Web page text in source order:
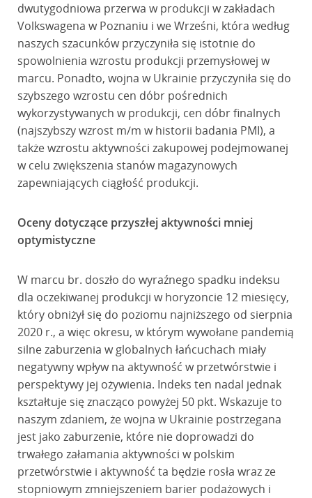
dwutygodniowa przerwa w produkcji w zakładach
Volkswagena w Poznaniu i we Wrześni, która według
naszych szacunków przyczyniła się istotnie do
spowolnienia wzrostu produkcji przemysłowej w
marcu. Ponadto, wojna w Ukrainie przyczyniła się do
szybszego wzrostu cen dóbr pośrednich
wykorzystywanych w produkcji, cen dóbr finalnych
(najszybszy wzrost m/m w historii badania PMI), a
także wzrostu aktywności zakupowej podejmowanej
w celu zwiększenia stanów magazynowych
zapewniających ciągłość produkcji.
Oceny dotyczące przyszłej aktywności mniej
optymistyczne
W marcu br. doszło do wyraźnego spadku indeksu
dla oczekiwanej produkcji w horyzoncie 12 miesięcy,
który obniżył się do poziomu najniższego od sierpnia
2020 r., a więc okresu, w którym wywołane pandemią
silne zaburzenia w globalnych łańcuchach miały
negatywny wpływ na aktywność w przetwórstwie i
perspektywy jej ożywienia. Indeks ten nadal jednak
kształtuje się znacząco powyżej 50 pkt. Wskazuje to
naszym zdaniem, że wojna w Ukrainie postrzegana
jest jako zaburzenie, które nie doprowadzi do
trwałego załamania aktywności w polskim
przetwórstwie i aktywność ta będzie rosła wraz ze
stopniowym zmniejszeniem barier podażowych i